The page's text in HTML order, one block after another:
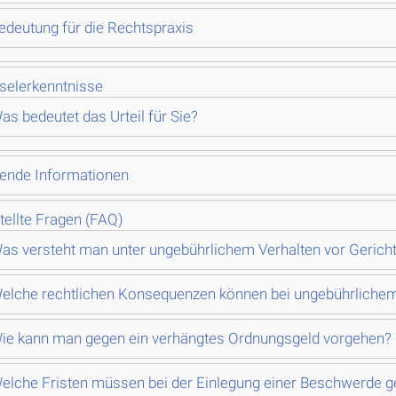
für die Rechtspraxis
bedeutet das Urteil für Sie?
Informationen
Fragen (FAQ)
versteht man unter ungebührlichem Verhalten vor
rechtlichen Konsequenzen können bei
kann man gegen ein verhängtes Ordnungsgeld vorgehen?
Fristen müssen bei der Einlegung einer Beschwerde